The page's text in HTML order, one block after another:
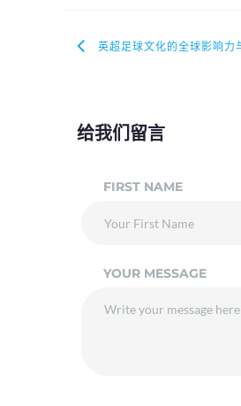
英超足球文化的全球影响力
给我们留言
FIRST NAME
YOUR MESSAGE